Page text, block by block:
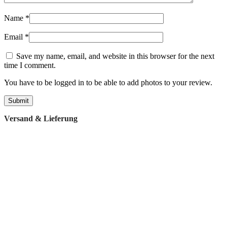
Name *
Email *
Save my name, email, and website in this browser for the next
time I comment.
You have to be logged in to be able to add photos to your review.
Versand & Lieferung